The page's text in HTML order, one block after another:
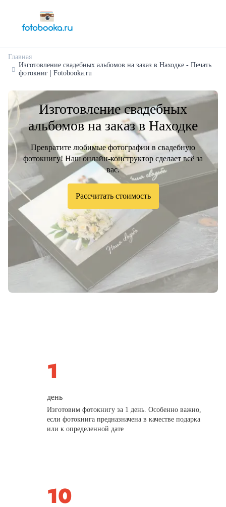
Главная
Изготовление свадебных альбомов на заказ в Находке - Печать
фотокниг | Fotobooka.ru
Изготовление свадебных
альбомов на заказ в Находке
Превратите любимые фотографии в свадебную
фотокнигу! Наш онлайн-конструктор сделает всё за
вас.
Рассчитать стоимость
день
Изготовим фотокнигу за 1 день. Особенно важно,
если фотокнига предназначена в качестве подарка
или к определенной дате